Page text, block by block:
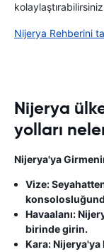
Nijerya Rehberini
Nijerya
yolları
Nijerya'ya
Vize:
Havaalanı:
birinde girin.
Kara: Nijerya'ya